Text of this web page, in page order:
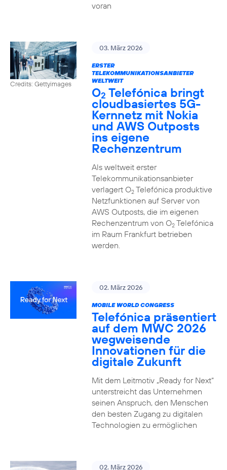
voran
Credits: Gettyimages
03. März 2026
ERSTER
TELEKOMMUNIKATIONSANBIETER
WELTWEIT
O2 Telefónica bringt
cloudbasiertes 5G-
Kernnetz mit Nokia
und AWS Outposts
ins eigene
Rechenzentrum
Als weltweit erster
Telekommunikationsanbieter
verlagert O2Telefónica produktive
Netzfunktionen auf Server von
AWS Outposts, die im eigenen
Rechenzentrum von O2Telefónica
im Raum Frankfurt betrieben
werden.
02. März 2026
MOBILE WORLD CONGRESS
Telefónica präsentiert
auf dem MWC 2026
wegweisende
Innovationen für die
digitale Zukunft
Mit dem Leitmotiv „Ready for Next“
unterstreicht das Unternehmen
seinen Anspruch, den Menschen
den besten Zugang zu digitalen
Technologien zu ermöglichen
02. März 2026